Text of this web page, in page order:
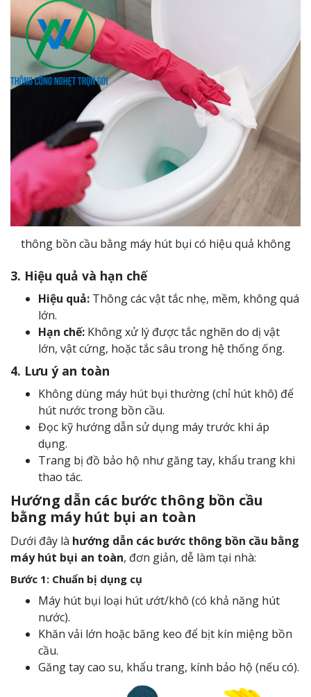
thông bồn cầu bằng máy hút bụi có hiệu quả không
3. Hiệu quả và hạn chế
Hiệu quả: Thông các vật tắc nhẹ, mềm, không quá
lớn.
Hạn chế: Không xử lý được tắc nghẽn do dị vật
lớn, vật cứng, hoặc tắc sâu trong hệ thống ống.
4. Lưu ý an toàn
Không dùng máy hút bụi thường (chỉ hút khô) để
hút nước trong bồn cầu.
Đọc kỹ hướng dẫn sử dụng máy trước khi áp
dụng.
Trang bị đồ bảo hộ như găng tay, khẩu trang khi
thao tác.
Hướng dẫn các bước thông bồn cầu
bằng máy hút bụi an toàn
Dưới đây là hướng dẫn các bước thông bồn cầu bằng
máy hút bụi an toàn, đơn giản, dễ làm tại nhà:
Bước 1: Chuẩn bị dụng cụ
Máy hút bụi loại hút ướt/khô (có khả năng hút
nước).
Khăn vải lớn hoặc băng keo để bịt kín miệng bồn
cầu.
Găng tay cao su, khẩu trang, kính bảo hộ (nếu có).